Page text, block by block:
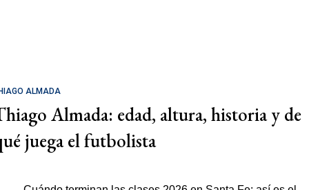
ALMADA
Almada: edad, altura, historia y de
juega el futbolista